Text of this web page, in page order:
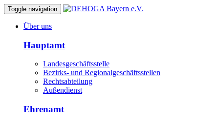
Toggle navigation
Über uns
Hauptamt
Landesgeschäftsstelle
Bezirks- und Regionalgeschäftsstellen
Rechtsabteilung
Außendienst
Ehrenamt